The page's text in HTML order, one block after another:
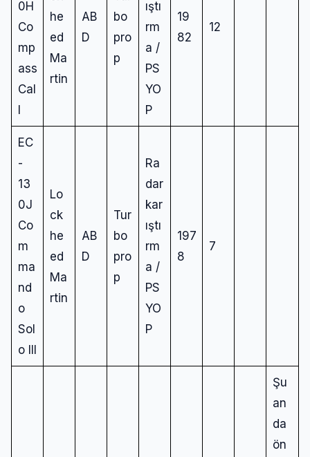
0H
Co
mp
ass
Cal
l
he
ed
Ma
rtin
AB
D
bo
pro
p
ıştı
rm
a /
PS
YO
P
19
82
12
EC
-
13
0J
Co
m
ma
nd
o
Sol
o III
Lo
ck
he
ed
Ma
rtin
AB
D
Tur
bo
pro
p
Ra
dar
kar
ıştı
rm
a /
PS
YO
P
197
8
7
Şu
an
da
ön